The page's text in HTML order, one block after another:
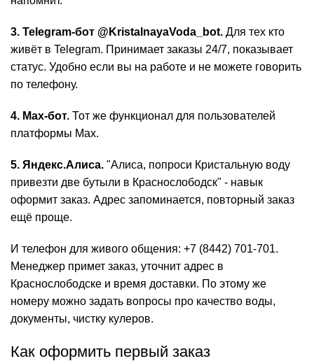
3. Telegram-бот @KristalnayaVoda_bot. Для тех кто
живёт в Telegram. Принимает заказы 24/7, показывает
статус. Удобно если вы на работе и не можете говорить
по телефону.
4. Max-бот. Тот же функционал для пользователей
платформы Max.
5. Яндекс.Алиса. "Алиса, попроси Кристальную воду
привезти две бутыли в Краснослободск" - навык
оформит заказ. Адрес запоминается, повторный заказ
ещё проще.
И телефон для живого общения: +7 (8442) 701-701.
Менеджер примет заказ, уточнит адрес в
Краснослободске и время доставки. По этому же
номеру можно задать вопросы про качество воды,
документы, чистку кулеров.
Как оформить первый заказ